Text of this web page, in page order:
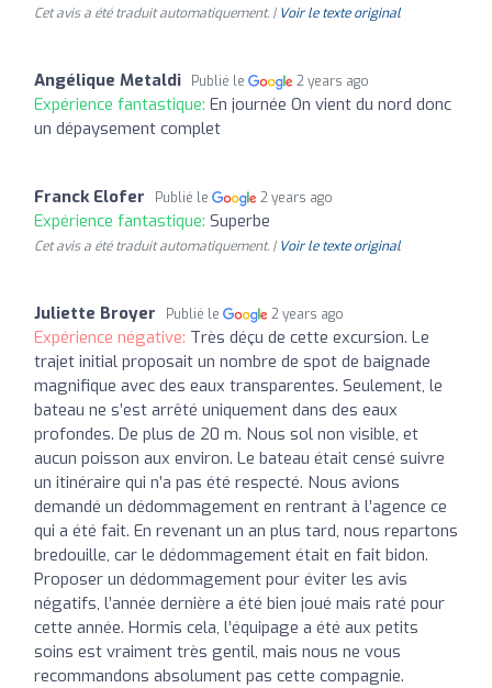
Cet avis a été traduit automatiquement. | Voir le texte original
Angélique Metaldi Publié le 2 years ago
Expérience fantastique: En journée On vient du nord donc
un dépaysement complet
Franck Elofer Publié le 2 years ago
Expérience fantastique: Superbe
Cet avis a été traduit automatiquement. | Voir le texte original
Juliette Broyer Publié le 2 years ago
Expérience négative: Très déçu de cette excursion. Le
trajet initial proposait un nombre de spot de baignade
magnifique avec des eaux transparentes. Seulement, le
bateau ne s’est arrêté uniquement dans des eaux
profondes. De plus de 20 m. Nous sol non visible, et
aucun poisson aux environ. Le bateau était censé suivre
un itinéraire qui n’a pas été respecté. Nous avions
demandé un dédommagement en rentrant à l’agence ce
qui a été fait. En revenant un an plus tard, nous repartons
bredouille, car le dédommagement était en fait bidon.
Proposer un dédommagement pour éviter les avis
négatifs, l’année dernière a été bien joué mais raté pour
cette année. Hormis cela, l’équipage a été aux petits
soins est vraiment très gentil, mais nous ne vous
recommandons absolument pas cette compagnie.